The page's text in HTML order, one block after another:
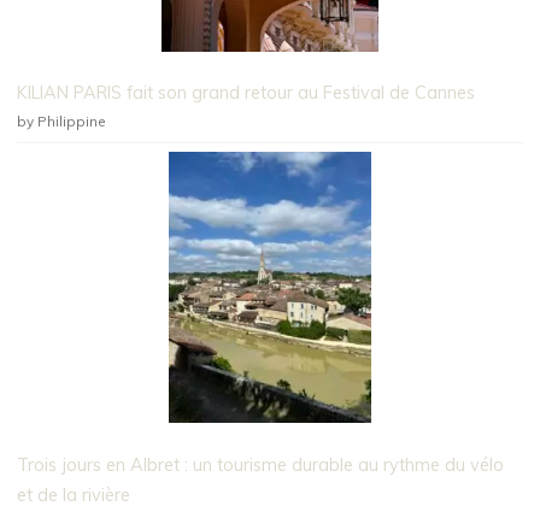
KILIAN PARIS fait son grand retour au Festival de Cannes
by Philippine
Trois jours en Albret : un tourisme durable au rythme du vélo
et de la rivière